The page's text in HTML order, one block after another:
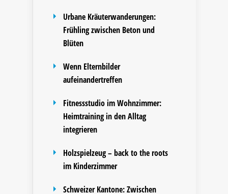
Urbane Kräuterwanderungen:
Frühling zwischen Beton und
Blüten
Wenn Elternbilder
aufeinandertreffen
Fitnessstudio im Wohnzimmer:
Heimtraining in den Alltag
integrieren
Holzspielzeug – back to the roots
im Kinderzimmer
Schweizer Kantone: Zwischen